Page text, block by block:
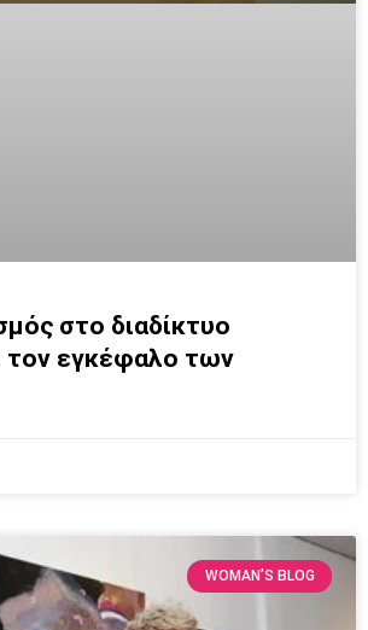
στο διαδίκτυο
τον εγκέφαλο των
WOMAN’S BLOG